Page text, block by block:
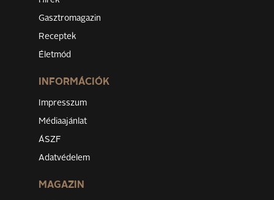
Gasztromagazin
Receptek
Életmód
INFORMÁCIÓK
Impresszum
Médiaajánlat
ÁSZF
Adatvédelem
MAGAZIN